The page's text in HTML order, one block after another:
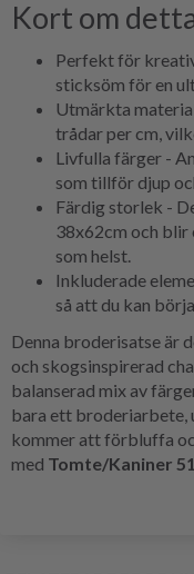
Kort om
Perfekt för
sticksöm för en
Utmärkta
trådar per cm,
Livfulla färger -
som tillför djup
Färdig storlek -
38x62cm och
som helst.
Inkluderade
så att du kan
Denna broderisatse är
och skogsinspirerad
balanserad mix av
bara ett broderiarbete,
kommer att förbluffa
med Tomte/Kaniner